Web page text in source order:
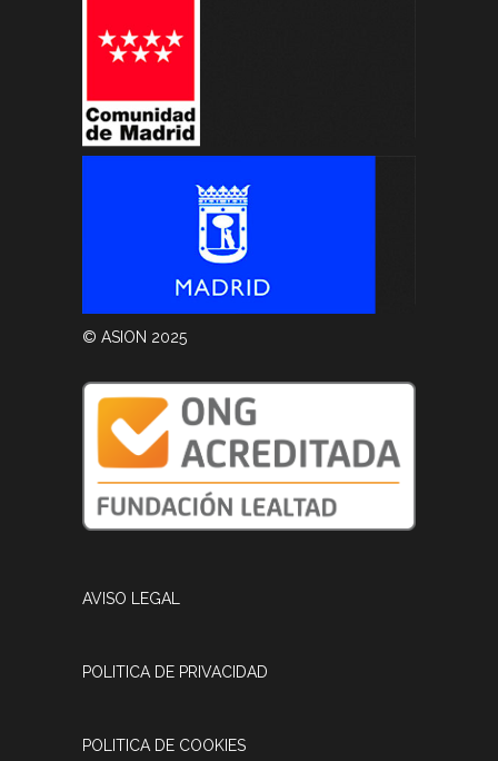
© ASION 2025
AVISO LEGAL
POLITICA DE PRIVACIDAD
POLITICA DE COOKIES